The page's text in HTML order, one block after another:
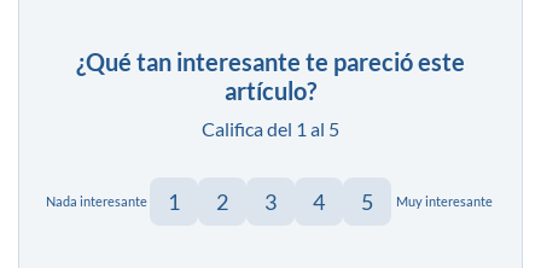
¿Qué tan interesante te pareció este
artículo?
Califica del 1 al 5
Nada interesante 1 2 3 4 5 Muy interesante